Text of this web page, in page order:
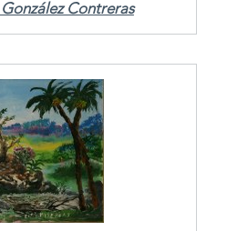
Contreras